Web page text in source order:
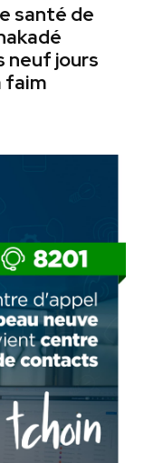
santé de
neuf jours
faim